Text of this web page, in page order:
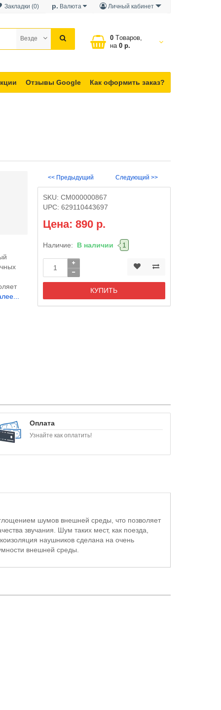
Личный кабинет
р. Валюта
Закладки (0)
0 Tоваров,
на
0 р.
Везде
Отзывы Google Как оформить заказ?
<< Предыдущий Следующий >>
SKU: CM000000867
UPC: 629110443697
Цена: 890 р.
Наличие: В наличии 1
КУПИТЬ
Оплата
Узнайте как оплатить!
шумов внешней среды, что позволяет
звучания. Шум таких мест, как поезда,
наушников сделана на очень
внешней среды.